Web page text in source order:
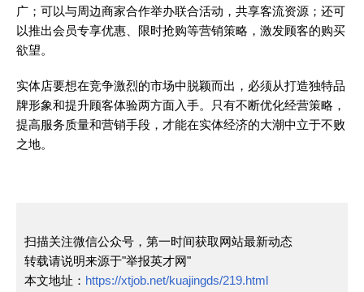
广；可以与周边商家合作举办联合活动，共享客流资源；还可
以推出会员专享优惠、限时抢购等营销策略，激发顾客的购买
欲望。
实体店要想在竞争激烈的市场中脱颖而出，必须从打造独特品
牌形象和提升顾客体验两方面入手。只有不断优化经营策略，
提高服务质量和营销手段，才能在实体经济的大潮中立于不败
之地。
扫描关注微信公众号，第一时间获取网站最新动态
转载请说明来源于"举报英才网"
本文地址： https://xtjob.net/kuajingds/219.html